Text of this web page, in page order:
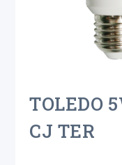
TOLEDO
CJ TER